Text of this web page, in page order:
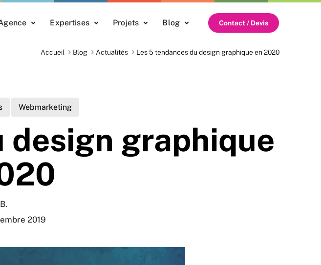
Expertises Projets Blog Contact / Devis
Accueil Blog Actualités Les 5 tendances du design graphique en 2020
Webmarketing
design graphique
2019